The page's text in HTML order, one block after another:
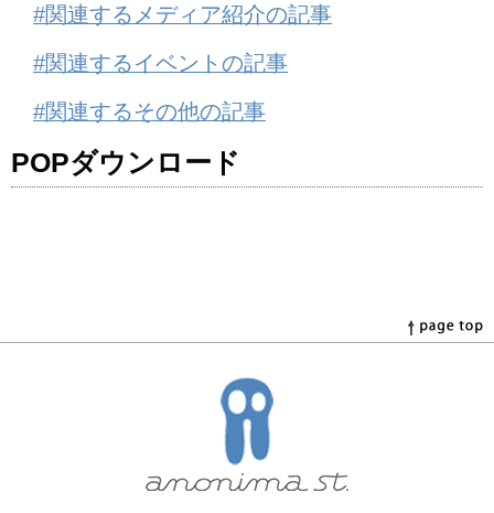
#関連するメディア紹介の記事
#関連するイベントの記事
#関連するその他の記事
POPダウンロード